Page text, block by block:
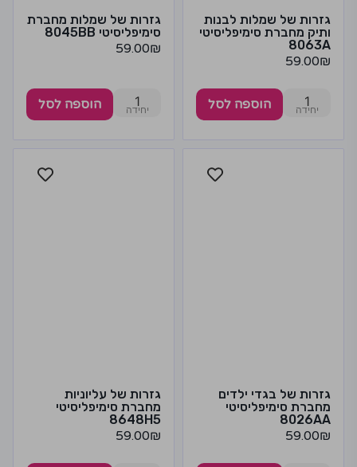
גזרות של שמלות לבנות
ותיק מחברת סימיפליסיטי
8063A
59.00₪
1 הוספה לסל
גזרות של שמלות מחברת
סימיפליסיטי 8045BB
59.00₪
1 הוספה לסל
גזרות של בגדי ילדים
מחברת סימיפליסיטי
8026AA
59.00₪
גזרות של עליוניות
מחברת סימיפליסיטי
8648H5
59.00₪